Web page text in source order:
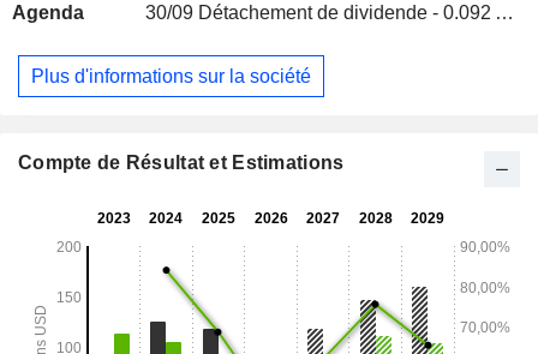
Agenda 30/09 Détachement de dividende - 0.092 AED
Plus d'informations sur la société
Compte de Résultat et Estimations